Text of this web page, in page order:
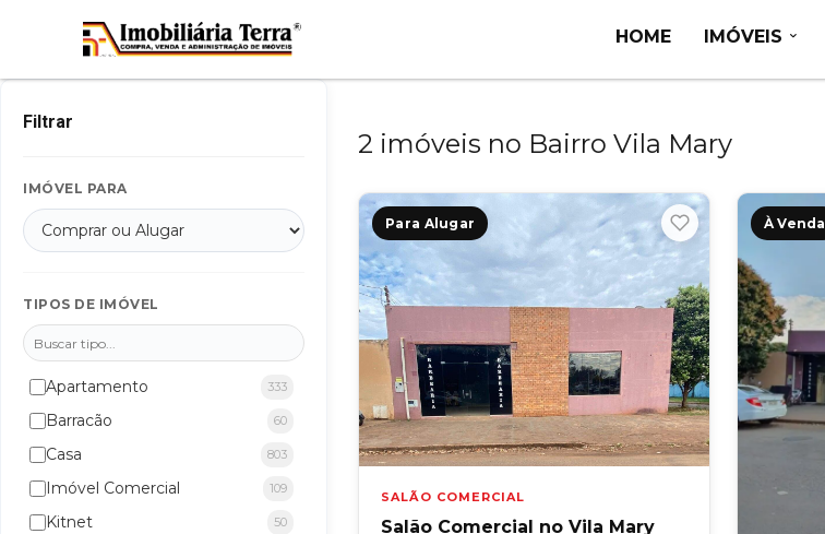
HOME IMÓVEIS
Filtrar
IMÓVEL PARA
TIPOS DE IMÓVEL
Apartamento 333
Barracão 60
Casa 803
Imóvel Comercial 109
Kitnet 50
2 imóveis no Bairro Vila Mary
Para Alugar
SALÃO COMERCIAL
Salão Comercial no Vila Mary
À Venda